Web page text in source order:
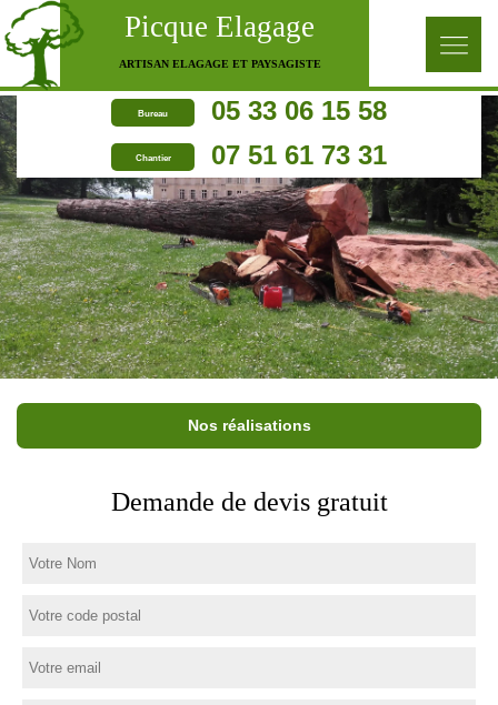
Picque Elagage
ARTISAN ELAGAGE ET PAYSAGISTE
Bureau 05 33 06 15 58
Chantier 07 51 61 73 31
Nos réalisations
Demande de devis gratuit